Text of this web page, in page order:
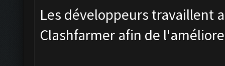
Les développeurs travaillent
Clashfarmer afin de